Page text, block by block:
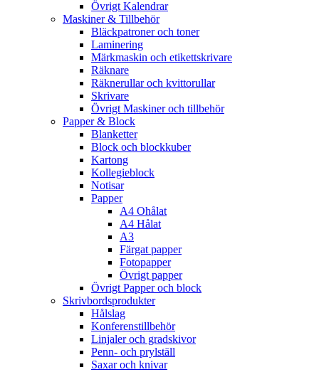
Övrigt Kalendrar
Maskiner & Tillbehör
Bläckpatroner och toner
Laminering
Märkmaskin och etikettskrivare
Räknare
Räknerullar och kvittorullar
Skrivare
Övrigt Maskiner och tillbehör
Papper & Block
Blanketter
Block och blockkuber
Kartong
Kollegieblock
Notisar
Papper
A4 Ohålat
A4 Hålat
A3
Färgat papper
Fotopapper
Övrigt papper
Övrigt Papper och block
Skrivbordsprodukter
Hålslag
Konferenstillbehör
Linjaler och gradskivor
Penn- och prylställ
Saxar och knivar